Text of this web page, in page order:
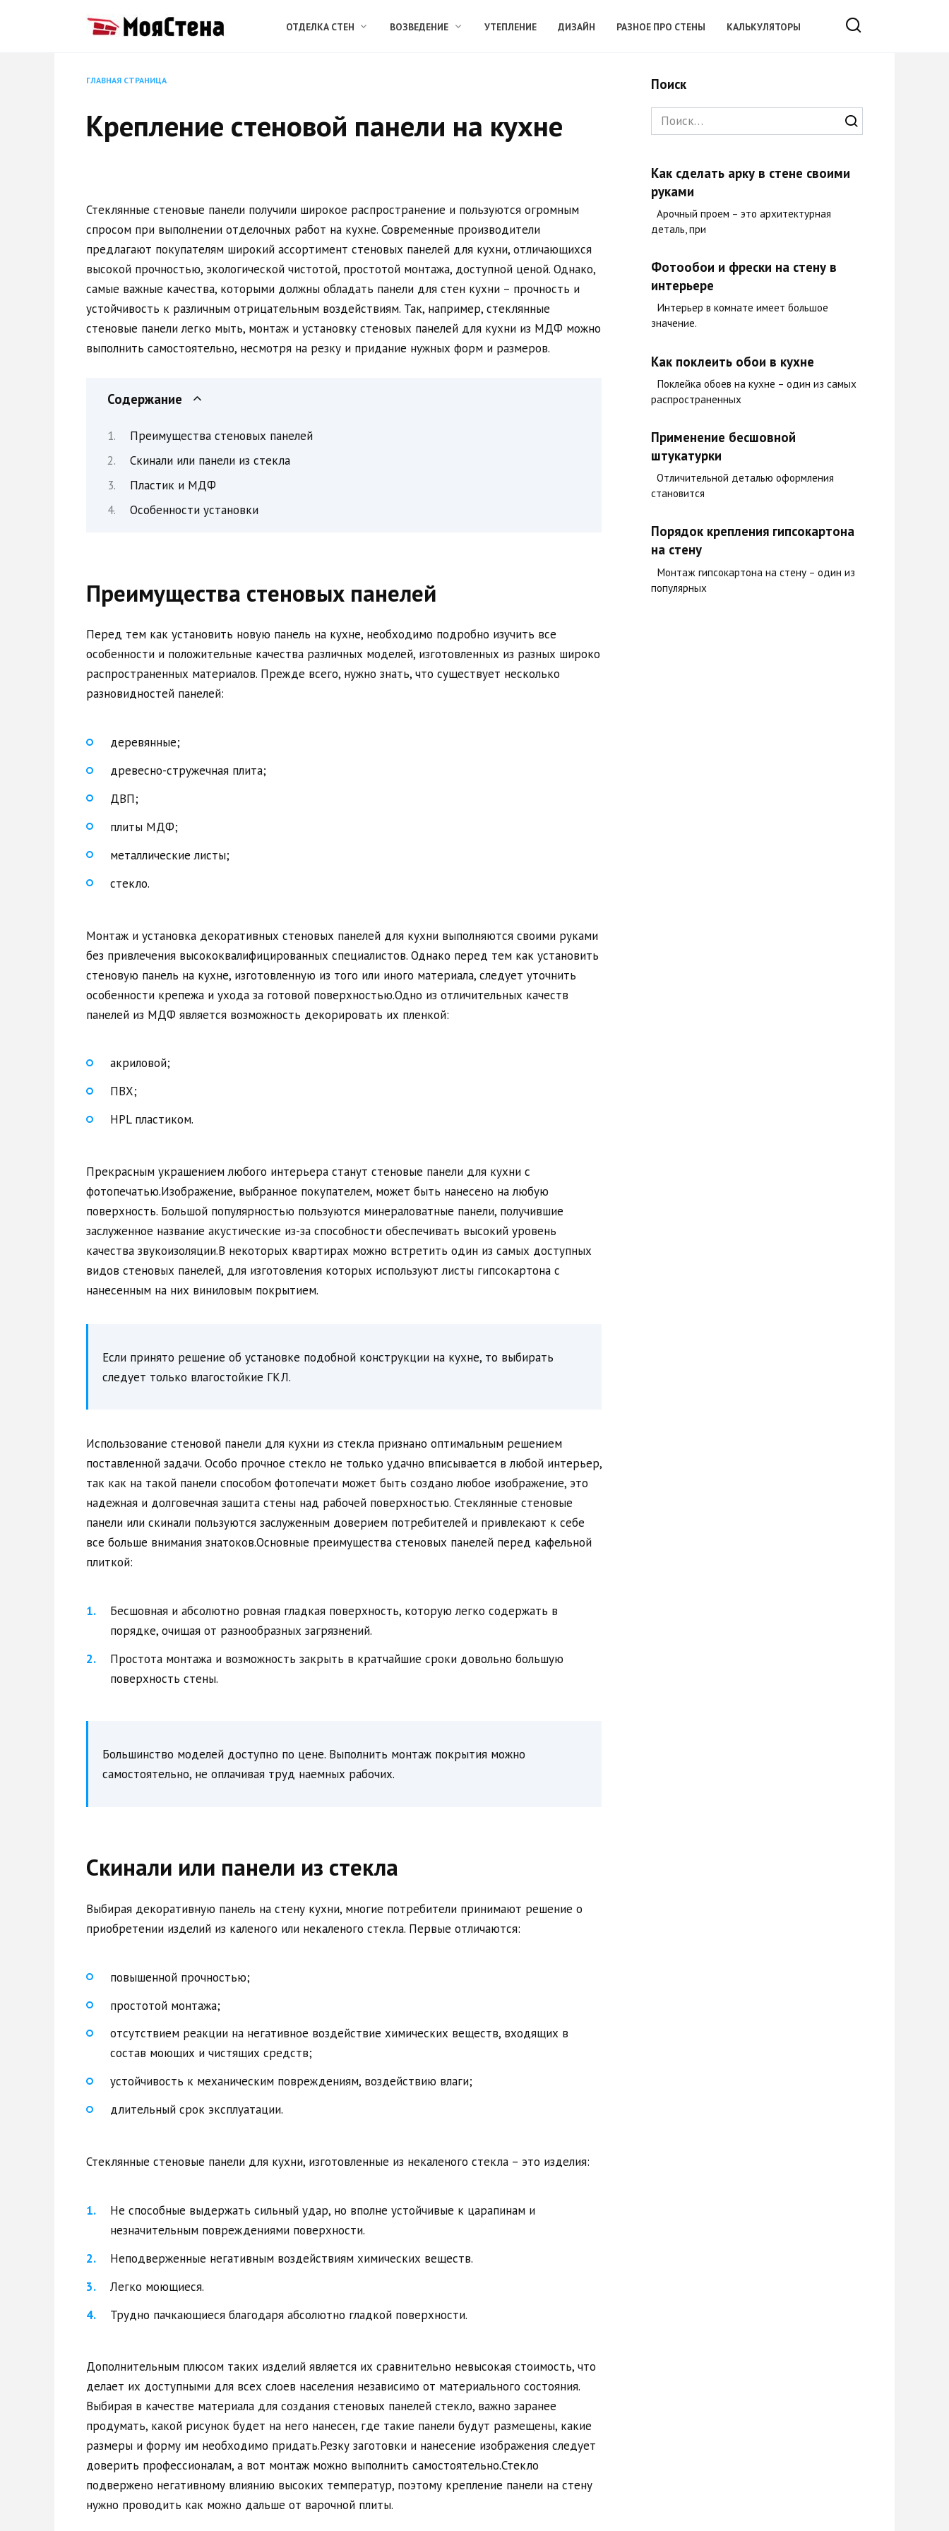
ОТДЕЛКА СТЕН ВОЗВЕДЕНИЕ УТЕПЛЕНИЕ ДИЗАЙН РАЗНОЕ ПРО СТЕНЫ КАЛЬКУЛЯТОРЫ
ГЛАВНАЯ СТРАНИЦА
Крепление стеновой панели на кухне
Стеклянные стеновые панели получили широкое распространение и пользуются огромным
спросом при выполнении отделочных работ на кухне. Современные производители
предлагают покупателям широкий ассортимент стеновых панелей для кухни, отличающихся
высокой прочностью, экологической чистотой, простотой монтажа, доступной ценой. Однако,
самые важные качества, которыми должны обладать панели для стен кухни – прочность и
устойчивость к различным отрицательным воздействиям. Так, например, стеклянные
стеновые панели легко мыть, монтаж и установку стеновых панелей для кухни из МДФ можно
выполнить самостоятельно, несмотря на резку и придание нужных форм и размеров.
Содержание
Преимущества стеновых панелей
Скинали или панели из стекла
Пластик и МДФ
Особенности установки
Преимущества стеновых панелей
Перед тем как установить новую панель на кухне, необходимо подробно изучить все
особенности и положительные качества различных моделей, изготовленных из разных широко
распространенных материалов. Прежде всего, нужно знать, что существует несколько
разновидностей панелей:
деревянные;
древесно-стружечная плита;
ДВП;
плиты МДФ;
металлические листы;
стекло.
Монтаж и установка декоративных стеновых панелей для кухни выполняются своими руками
без привлечения высококвалифицированных специалистов. Однако перед тем как установить
стеновую панель на кухне, изготовленную из того или иного материала, следует уточнить
особенности крепежа и ухода за готовой поверхностью.Одно из отличительных качеств
панелей из МДФ является возможность декорировать их пленкой:
акриловой;
ПВХ;
HPL пластиком.
Прекрасным украшением любого интерьера станут стеновые панели для кухни с
фотопечатью.Изображение, выбранное покупателем, может быть нанесено на любую
поверхность. Большой популярностью пользуются минераловатные панели, получившие
заслуженное название акустические из-за способности обеспечивать высокий уровень
качества звукоизоляции.В некоторых квартирах можно встретить один из самых доступных
видов стеновых панелей, для изготовления которых используют листы гипсокартона с
нанесенным на них виниловым покрытием.
Если принято решение об установке подобной конструкции на кухне, то выбирать
следует только влагостойкие ГКЛ.
Использование стеновой панели для кухни из стекла признано оптимальным решением
поставленной задачи. Особо прочное стекло не только удачно вписывается в любой интерьер,
так как на такой панели способом фотопечати может быть создано любое изображение, это
надежная и долговечная защита стены над рабочей поверхностью. Стеклянные стеновые
панели или скинали пользуются заслуженным доверием потребителей и привлекают к себе
все больше внимания знатоков.Основные преимущества стеновых панелей перед кафельной
плиткой:
Бесшовная и абсолютно ровная гладкая поверхность, которую легко содержать в
порядке, очищая от разнообразных загрязнений.
Простота монтажа и возможность закрыть в кратчайшие сроки довольно большую
поверхность стены.
Большинство моделей доступно по цене. Выполнить монтаж покрытия можно
самостоятельно, не оплачивая труд наемных рабочих.
Скинали или панели из стекла
Выбирая декоративную панель на стену кухни, многие потребители принимают решение о
приобретении изделий из каленого или некаленого стекла. Первые отличаются:
повышенной прочностью;
простотой монтажа;
отсутствием реакции на негативное воздействие химических веществ, входящих в
состав моющих и чистящих средств;
устойчивость к механическим повреждениям, воздействию влаги;
длительный срок эксплуатации.
Стеклянные стеновые панели для кухни, изготовленные из некаленого стекла – это изделия:
Не способные выдержать сильный удар, но вполне устойчивые к царапинам и
незначительным повреждениями поверхности.
Неподверженные негативным воздействиям химических веществ.
Легко моющиеся.
Трудно пачкающиеся благодаря абсолютно гладкой поверхности.
Дополнительным плюсом таких изделий является их сравнительно невысокая стоимость, что
делает их доступными для всех слоев населения независимо от материального состояния.
Выбирая в качестве материала для создания стеновых панелей стекло, важно заранее
продумать, какой рисунок будет на него нанесен, где такие панели будут размещены, какие
размеры и форму им необходимо придать.Резку заготовки и нанесение изображения следует
доверить профессионалам, а вот монтаж можно выполнить самостоятельно.Стекло
подвержено негативному влиянию высоких температур, поэтому крепление панели на стену
нужно проводить как можно дальше от варочной плиты.
Поиск
Search
for:
Как сделать арку в стене своими
руками
Арочный проем – это архитектурная
деталь, при
Фотообои и фрески на стену в
интерьере
Интерьер в комнате имеет большое
значение.
Как поклеить обои в кухне
Поклейка обоев на кухне – один из самых
распространенных
Применение бесшовной
штукатурки
Отличительной деталью оформления
становится
Порядок крепления гипсокартона
на стену
Монтаж гипсокартона на стену – один из
популярных